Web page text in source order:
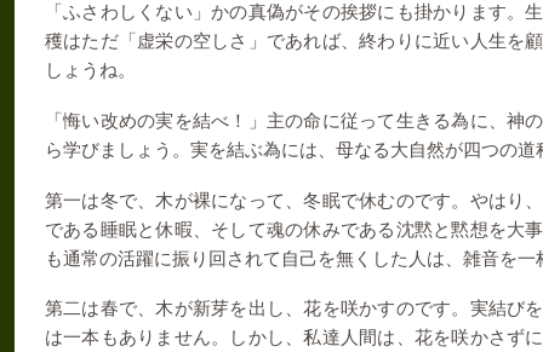
「ふさわしくない」かの真偽がその挨拶にも掛かります。
穫はただ「虚栄の空しさ」であれば、終わりに近い人生を
しょうね。
「悔い改めの実を結べ！」主の命に従って生きる為に、神
ら学びましょう。実を結ぶ為には、母なる大自然が四つの道
第一は冬で、木が裸になって、冬眠で休むのです。やはり
である睡眠と休暇、そして魂の休みである沈黙と黙想を大
も通常の活躍に振り回されて自己を無くした人は、雑音を
第二は春で、木が新芽を出し、花を咲かすのです。実結び
は一本もありません。しかし、私達人間は、花を咲かさず